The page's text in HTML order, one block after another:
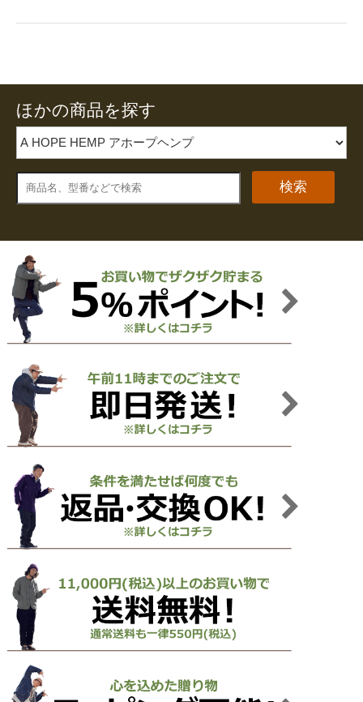
ほかの商品を探す
検索